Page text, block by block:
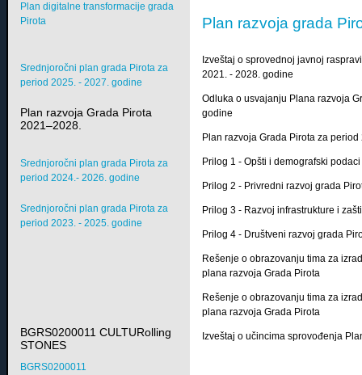
Plan razvoja grada
Izveštaj o sprovednoj javnoj
2021. - 2028. godine
Odluka o usvajanju Plana razvoja
godine
Plan razvoja Grada Pirota za
Prilog 1 - Opšti i demografski
Prilog 2 - Privredni razvoj grada
Prilog 3 - Razvoj infrastrukture i
Prilog 4 - Društveni razvoj grada
Rešenje o obrazovanju tima za
plana razvoja Grada Pirota
Rešenje o obrazovanju tima za
plana razvoja Grada Pirota
Izveštaj o učincima sprovođenja
Plan digitalne transformacije grada
Pirota
Srednjoročni plan grada Pirota za
period 2025. - 2027. godine
Plan razvoja Grada Pirota
2021–2028.
Srednjoročni plan grada Pirota za
period 2024.- 2026. godine
Srednjoročni plan grada Pirota za
period 2023. - 2025. godine
BGRS0200011 CULTURolling
STONES
BGRS0200011